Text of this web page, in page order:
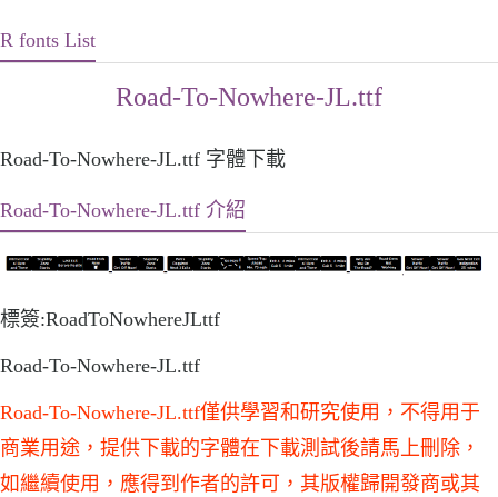
R fonts List
Road-To-Nowhere-JL.ttf
Road-To-Nowhere-JL.ttf 字體下載
Road-To-Nowhere-JL.ttf 介紹
標簽:RoadToNowhereJLttf
Road-To-Nowhere-JL.ttf
Road-To-Nowhere-JL.ttf僅供學習和研究使用，不得用于
商業用途，提供下載的字體在下載測試後請馬上刪除，
如繼續使用，應得到作者的許可，其版權歸開發商或其